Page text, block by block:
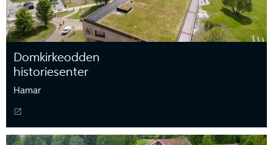
Domkirkeodden
historiesenter
Hamar